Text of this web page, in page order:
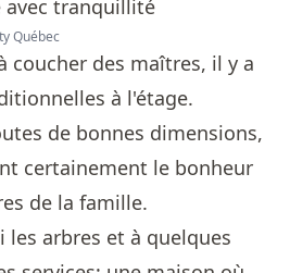
Québec
coucher des maîtres, il y a
à l'étage.
de bonnes dimensions,
certainement le bonheur
de la famille.